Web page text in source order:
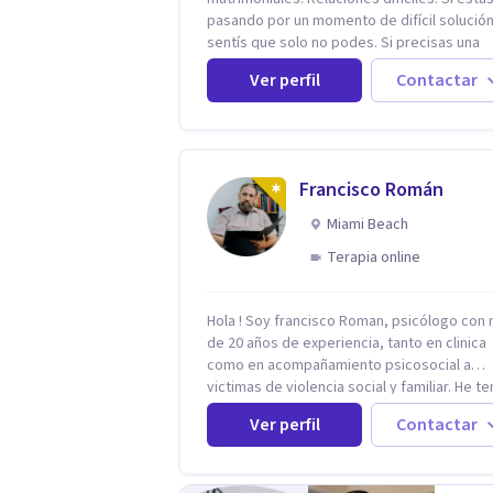
pasando por un momento de difícil
sentís que solo no podes. Si precisas una
escucha. Si consideras que estás
precisás comprensión. Si no logras definir
proyectos, objetivos, sueños, deseos. Si
intención es hacer algo con lo que te está
pasando. No dudes en comunicarte a fin de
comenzar a resolver la situación que está
generando esa angustia.
Ver perfil Contactar
Francisco Román
Miami Beach
Terapia online
Hola ! Soy francisco Roman, psicólogo con
de 20 años de experiencia, tanto en clinica
como en acompañamiento psicosocial a
victimas de violencia social y familiar. He
la oportunidad de trabajar con niños
familias en todos los espacios y esto me
dado un una variedad de aprendizajes que
Ver perfil Contactar